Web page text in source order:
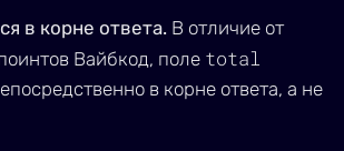
в корне ответа. В отличие от
Вайбкод, поле total
в корне ответа, а не